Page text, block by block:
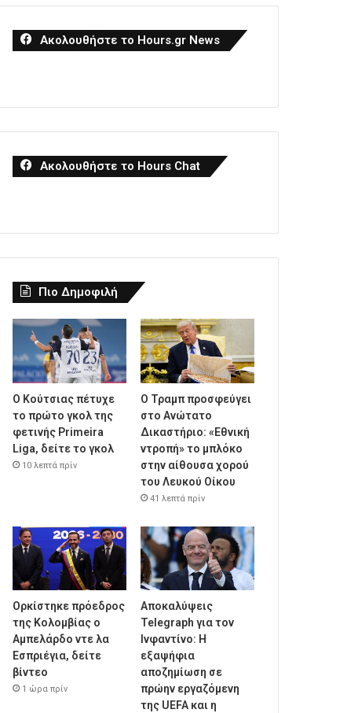
Ακολουθήστε το Hours.gr News
Ακολουθήστε το Hours Chat
Πιο Δημοφιλή
Ο Κούτσιας πέτυχε
το πρώτο γκολ της
φετινής Primeira
Liga, δείτε το γκολ
10 λεπτά πρίν
Ο Τραμπ προσφεύγει
στο Ανώτατο
Δικαστήριο: «Εθνική
ντροπή» το μπλόκο
στην αίθουσα χορού
του Λευκού Οίκου
41 λεπτά πρίν
Ορκίστηκε πρόεδρος
της Κολομβίας ο
Αμπελάρδο ντε λα
Εσπριέγια, δείτε
βίντεο
1 ώρα πρίν
Αποκαλύψεις
Telegraph για τον
Ινφαντίνο: Η
εξαψήφια
αποζημίωση σε
πρώην εργαζόμενη
της UEFA και η